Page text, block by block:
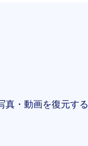
真・動画を復元す